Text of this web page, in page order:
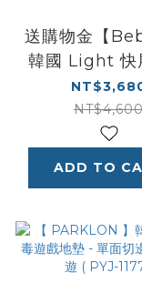
送購物金【
韓國 Light 快
腰凳 - 迷霧
ADD TO